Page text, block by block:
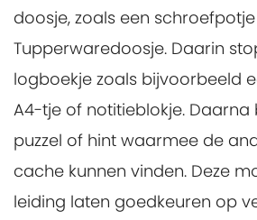
doosje, zoals een
Tupperwaredoosje. Daarin
logboekje zoals bijvoorbeeld
A4-tje of notitieblokje. Daarna
puzzel of hint waarmee de
cache kunnen vinden. Deze
leiding laten goedkeuren op